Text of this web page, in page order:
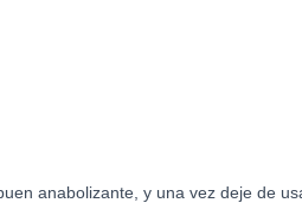
anabolizante, y una vez deje de